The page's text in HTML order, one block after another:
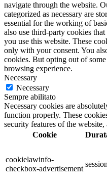
navigate through the website.
categorized as necessary are
essential for the working of
also use third-party cookies
you use this website. These
only with your consent. You
cookies. But opting out of
browsing experience.
Necessary
Necessary
Sempre abilitato
Necessary cookies are
function properly. These
security features of the website,
Cookie
cookielawinfo-
checkbox-advertisement
session